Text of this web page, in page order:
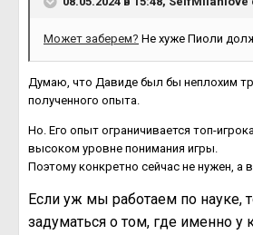
Может заберем? Не хуже Пиоли
Думаю, что Давиде был бы неплохим
полученного опыта.
Но. Его опыт ограничивается топ-
высоком уровне понимания игры.
Поэтому конкретно сейчас не нужен, а
Если уж мы работаем по науке,
задуматься о том, где именно у